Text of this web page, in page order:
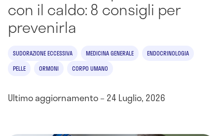
con il caldo: 8 consigli per
prevenirla
SUDORAZIONE ECCESSIVA MEDICINA GENERALE
ENDOCRINOLOGIA
PELLE
ORMONI CORPO UMANO
Ultimo aggiornamento – 24 Luglio, 2026